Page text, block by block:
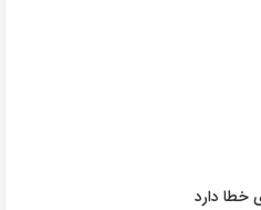
خطا دارد